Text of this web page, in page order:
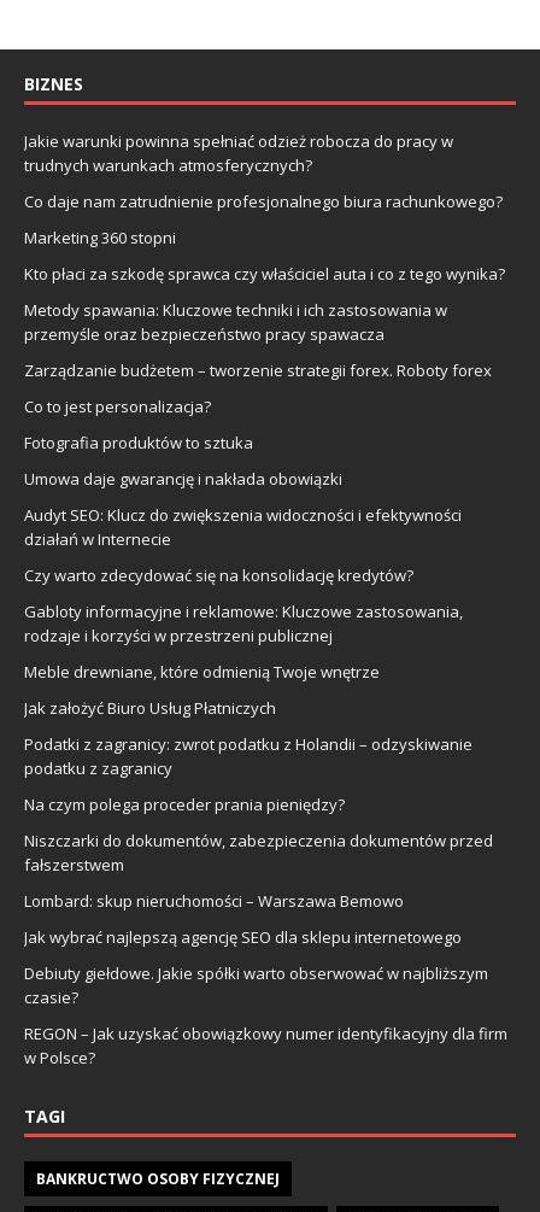
BIZNES
Jakie warunki powinna spełniać odzież robocza do pracy w
trudnych warunkach atmosferycznych?
Co daje nam zatrudnienie profesjonalnego biura rachunkowego?
Marketing 360 stopni
Kto płaci za szkodę sprawca czy właściciel auta i co z tego wynika?
Metody spawania: Kluczowe techniki i ich zastosowania w
przemyśle oraz bezpieczeństwo pracy spawacza
Zarządzanie budżetem – tworzenie strategii forex. Roboty forex
Co to jest personalizacja?
Fotografia produktów to sztuka
Umowa daje gwarancję i nakłada obowiązki
Audyt SEO: Klucz do zwiększenia widoczności i efektywności
działań w Internecie
Czy warto zdecydować się na konsolidację kredytów?
Gabloty informacyjne i reklamowe: Kluczowe zastosowania,
rodzaje i korzyści w przestrzeni publicznej
Meble drewniane, które odmienią Twoje wnętrze
Jak założyć Biuro Usług Płatniczych
Podatki z zagranicy: zwrot podatku z Holandii – odzyskiwanie
podatku z zagranicy
Na czym polega proceder prania pieniędzy?
Niszczarki do dokumentów, zabezpieczenia dokumentów przed
fałszerstwem
Lombard: skup nieruchomości – Warszawa Bemowo
Jak wybrać najlepszą agencję SEO dla sklepu internetowego
Debiuty giełdowe. Jakie spółki warto obserwować w najbliższym
czasie?
REGON – Jak uzyskać obowiązkowy numer identyfikacyjny dla firm
w Polsce?
TAGI
BANKRUCTWO OSOBY FIZYCZNEJ